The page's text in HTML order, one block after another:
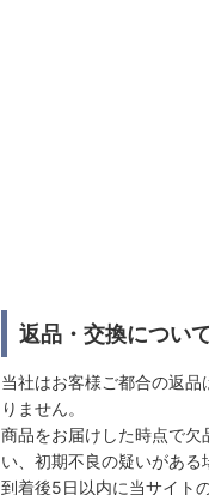
返品・交換につい
当社はお客様ご都合の返品
りません。
商品をお届けした時点で欠
い、初期不良の疑いがある
到着後5日以内に当サイト